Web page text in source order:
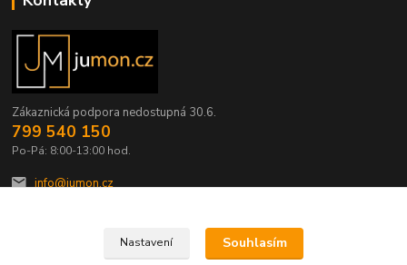
Zákaznická podpora nedostupná 30.6.
799 540 150
Po-Pá: 8:00-13:00 hod.
info@jumon.cz
Nastavení Souhlasím